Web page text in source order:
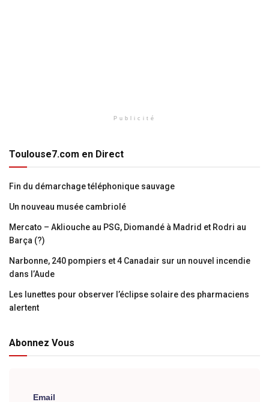
Publicité
Toulouse7.com en Direct
Fin du démarchage téléphonique sauvage
Un nouveau musée cambriolé
Mercato – Akliouche au PSG, Diomandé à Madrid et Rodri au
Barça (?)
Narbonne, 240 pompiers et 4 Canadair sur un nouvel incendie
dans l’Aude
Les lunettes pour observer l’éclipse solaire des pharmaciens
alertent
Abonnez Vous
Email